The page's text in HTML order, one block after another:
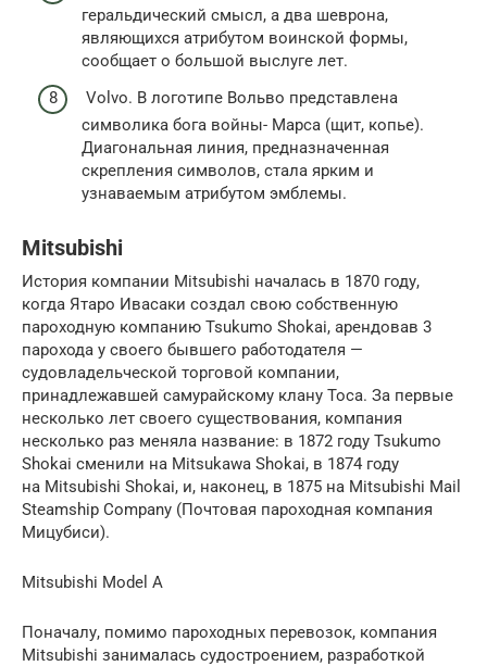
геральдический смысл, а два шеврона,
являющихся атрибутом воинской формы,
сообщает о большой выслуге лет.
Volvo. В логотипе Вольво представлена
символика бога войны- Марса (щит, копье).
Диагональная линия, предназначенная
скрепления символов, стала ярким и
узнаваемым атрибутом эмблемы.
Mitsubishi
История компании Mitsubishi началась в 1870 году,
когда Ятаро Ивасаки создал свою собственную
пароходную компанию Tsukumo Shokai, арендовав 3
парохода у своего бывшего работодателя —
судовладельческой торговой компании,
принадлежавшей самурайскому клану Тоса. За первые
несколько лет своего существования, компания
несколько раз меняла название: в 1872 году Tsukumo
Shokai сменили на Mitsukawa Shokai, в 1874 году
на Mitsubishi Shokai, и, наконец, в 1875 на Mitsubishi Mail
Steamship Company (Почтовая пароходная компания
Мицубиси).
Mitsubishi Model A
Поначалу, помимо пароходных перевозок, компания
Mitsubishi занималась судостроением, разработкой